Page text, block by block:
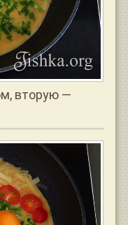
вторую —